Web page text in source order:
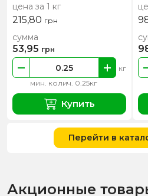
цена за 1 кг
215,80 грн
мин. колич. 0.25кг
кг
сумма
53,95 грн
Купить
Перейти в
Акционные